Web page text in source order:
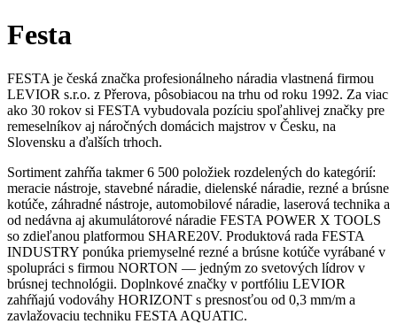
Festa
FESTA je česká značka profesionálneho náradia vlastnená firmou
LEVIOR s.r.o. z Přerova, pôsobiacou na trhu od roku 1992. Za viac
ako 30 rokov si FESTA vybudovala pozíciu spoľahlivej značky pre
remeselníkov aj náročných domácich majstrov v Česku, na
Slovensku a ďalších trhoch.
Sortiment zahŕňa takmer 6 500 položiek rozdelených do kategórií:
meracie nástroje, stavebné náradie, dielenské náradie, rezné a brúsne
kotúče, záhradné nástroje, automobilové náradie, laserová technika a
od nedávna aj akumulátorové náradie FESTA POWER X TOOLS
so zdieľanou platformou SHARE20V. Produktová rada FESTA
INDUSTRY ponúka priemyselné rezné a brúsne kotúče vyrábané v
spolupráci s firmou NORTON — jedným zo svetových lídrov v
brúsnej technológii. Doplnkové značky v portfóliu LEVIOR
zahŕňajú vodováhy HORIZONT s presnosťou od 0,3 mm/m a
zavlažovaciu techniku FESTA AQUATIC.